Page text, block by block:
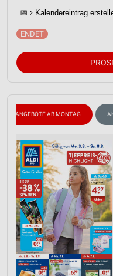
📅 Kalendereintrag
ANGEBOTE AB MONTAG